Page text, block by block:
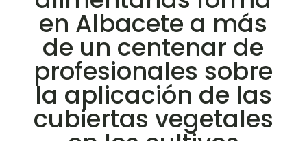
en Albacete a más
de un centenar de
profesionales sobre
la aplicación de las
cubiertas vegetales